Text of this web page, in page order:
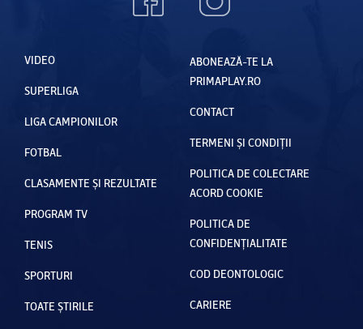
VIDEO
SUPERLIGA
LIGA CAMPIONILOR
FOTBAL
CLASAMENTE ȘI REZULTATE
PROGRAM TV
TENIS
SPORTURI
TOATE ȘTIRILE
ABONEAZĂ-TE LA
PRIMAPLAY.RO
CONTACT
TERMENI ȘI CONDIȚII
POLITICA DE COLECTARE
ACORD COOKIE
POLITICA DE
CONFIDENȚIALITATE
COD DEONTOLOGIC
CARIERE